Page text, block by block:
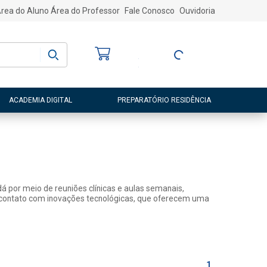
do Aluno Área do Professor Fale Conosco Ouvidoria
Entre ou Cadastre-
ACADEMIA DIGITAL PREPARATÓRIO RESIDÊNCIA
por meio de reuniões clínicas e aulas semanais,
com inovações tecnológicas, que oferecem uma
1